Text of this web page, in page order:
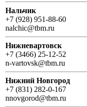
Нальчик
+7 (928) 951-88-60
nalchic@tbm.ru
Нижневартовск
+7 (3466) 25-12-52
n-vartovsk@tbm.ru
Нижний Новгород
+7 (831) 282-0-167
nnovgorod@tbm.ru